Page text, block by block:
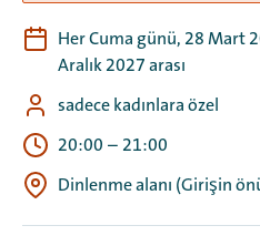
Her Cuma günü, 28 Mart
Aralık 2027 arası
sadece kadınlara özel
20:00 – 21:00
Dinlenme alanı (Girişin